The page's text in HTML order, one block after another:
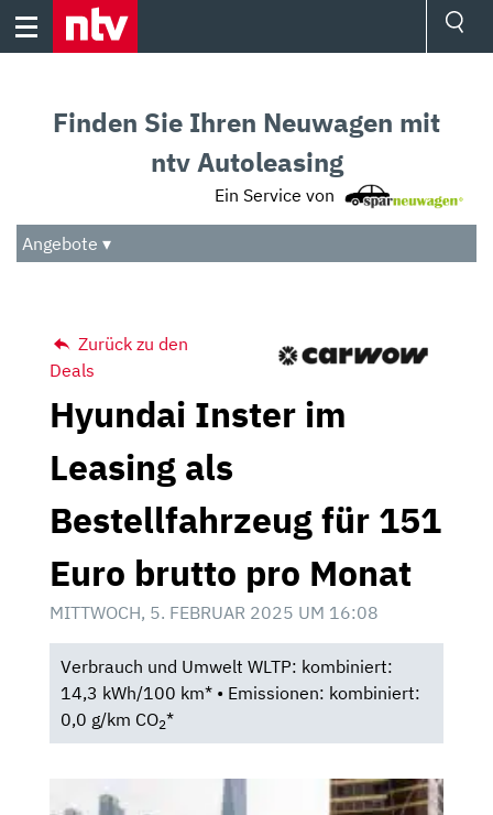
Skip
Audio
Das Beste
Finden Sie Ihren Neuwagen mit
ntv Autoleasing
Ein Service von
Angebote ▾
Zurück zu den
Deals
Hyundai Inster im
Leasing als
Bestellfahrzeug für 151
Euro brutto pro Monat
MITTWOCH, 5. FEBRUAR 2025 UM 16:08
Verbrauch und Umwelt WLTP: kombiniert:
14,3 kWh/100 km* • Emissionen: kombiniert:
0,0 g/km CO2*